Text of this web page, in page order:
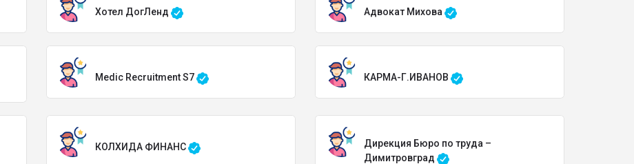
Хотел ДогЛенд Адвокат Михова
Medic Recruitment S7 КАРМА-Г.ИВАНОВ
КОЛХИДА ФИНАНС
Дирекция Бюро по труда –
Димитровград